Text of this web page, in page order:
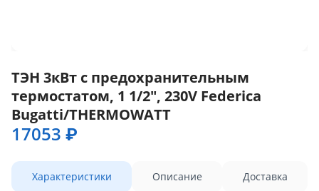
ТЭН 3кВт с предохранительным
термостатом, 1 1/2", 230V Federica
Bugatti/THERMOWATT
17053 ₽
Характеристики Описание Доставка